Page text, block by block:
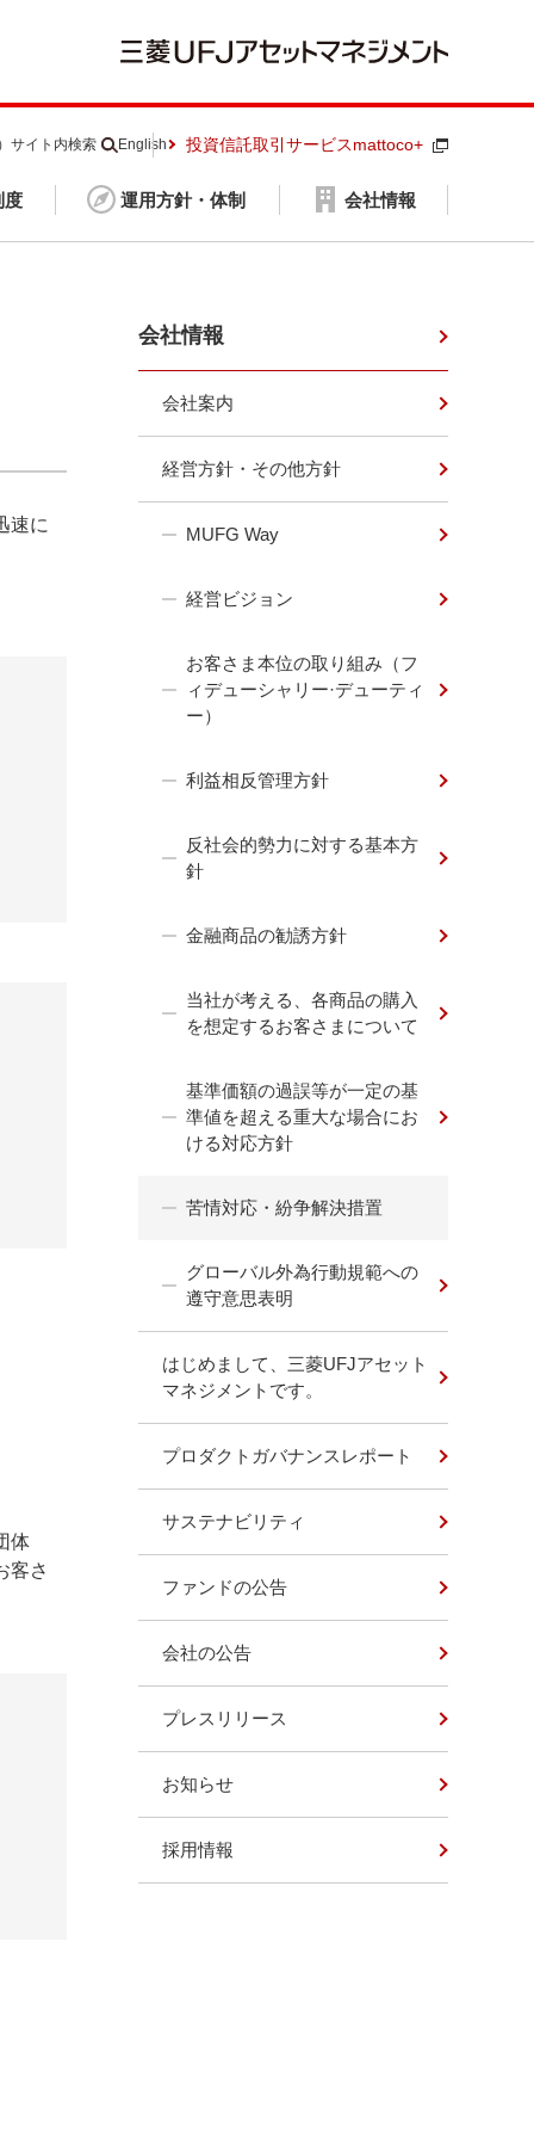
度 運用方針・体制 会社情報
サイト内検索 English 投資信託取引サービスmattoco+
速に
体
客さ
会社情報
会社案内
経営方針・その他方針
MUFG Way
経営ビジョン
お客さま本位の取り組み（フ
ィデューシャリー·デューティ
ー）
利益相反管理方針
反社会的勢力に対する基本方
針
金融商品の勧誘方針
当社が考える、各商品の購入
を想定するお客さまについて
基準価額の過誤等が一定の基
準値を超える重大な場合にお
ける対応方針
苦情対応・紛争解決措置
グローバル外為行動規範への
遵守意思表明
はじめまして、三菱UFJアセット
マネジメントです。
プロダクトガバナンスレポート
サステナビリティ
ファンドの公告
会社の公告
プレスリリース
お知らせ
採用情報